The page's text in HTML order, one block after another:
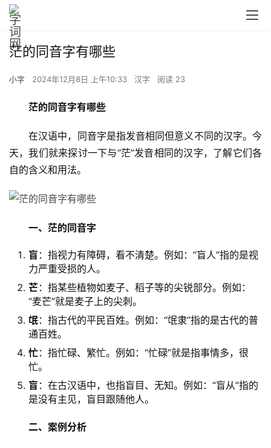
茫的同音字有哪些
小字 2024年12月8日 上午10:33 汉字 阅读 23
茫的同音字有哪些
在汉语中，同音字是指发音相同但意义不同的汉字。今
天，我们就来探讨一下与“茫”发音相同的汉字，了解它们各
自的含义和用法。
一、茫的同音字
盲 ：指视力有障碍，看不清楚。例如：“盲人”指的是视
力严重受损的人。
芒：指某些植物如麦子、稻子等的尖锐部分。例如：
“麦芒”就是麦子上的尖刺。
氓：指古代的平民百姓。例如：“氓隶”指的是古代的普
通百姓。
忙：指忙碌、繁忙。例如：“忙碌”就是指事情多，很
忙。
盲 ：在古汉语中，也指盲目、无知。例如：“盲从”指的
是没有主见，盲目跟随他人。
二、案例分析